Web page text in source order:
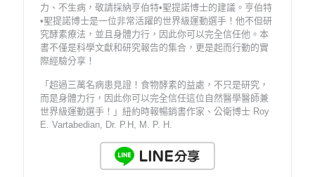
力、不生病，敬請採納亨伯特•聖提諾博士的建議。亨伯特
•聖提諾博士是一位非常活躍的世界級運動選手！他不但研
究酵素療法，並且身體力行，因此你可以完全信任他。本
書不僅是科學文獻和研究報告的集合，更是起而行動的實
際經驗分享！
「超過三萬名病患見證！食物酵素的益處，不只是研究，
而是身體力行，因此你可以完全信任這位自然醫學醫師兼
世界級運動選手！」紐約時報暢銷書作家、公衛博士 Roy
E. Vartabedian, Dr. P.H, M. P. H.